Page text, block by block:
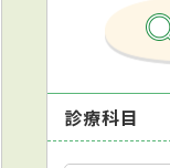
診療科目